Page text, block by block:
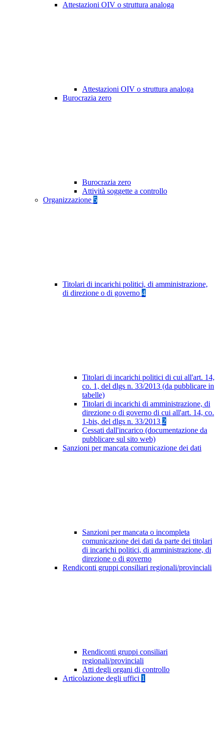
Attestazioni OIV o struttura analoga
Attestazioni OIV o struttura analoga
Burocrazia zero
Burocrazia zero
Attività soggette a controllo
Organizzazione 5
Titolari di incarichi politici, di amministrazione,
di direzione o di governo 4
Titolari di incarichi politici di cui all'art. 14,
co. 1, del dlgs n. 33/2013 (da pubblicare in
tabelle)
Titolari di incarichi di amministrazione, di
direzione o di governo di cui all'art. 14, co.
1-bis, del dlgs n. 33/2013 2
Cessati dall'incarico (documentazione da
pubblicare sul sito web)
Sanzioni per mancata comunicazione dei dati
Sanzioni per mancata o incompleta
comunicazione dei dati da parte dei titolari
di incarichi politici, di amministrazione, di
direzione o di governo
Rendiconti gruppi consiliari regionali/provinciali
Rendiconti gruppi consiliari
regionali/provinciali
Atti degli organi di controllo
Articolazione degli uffici 1